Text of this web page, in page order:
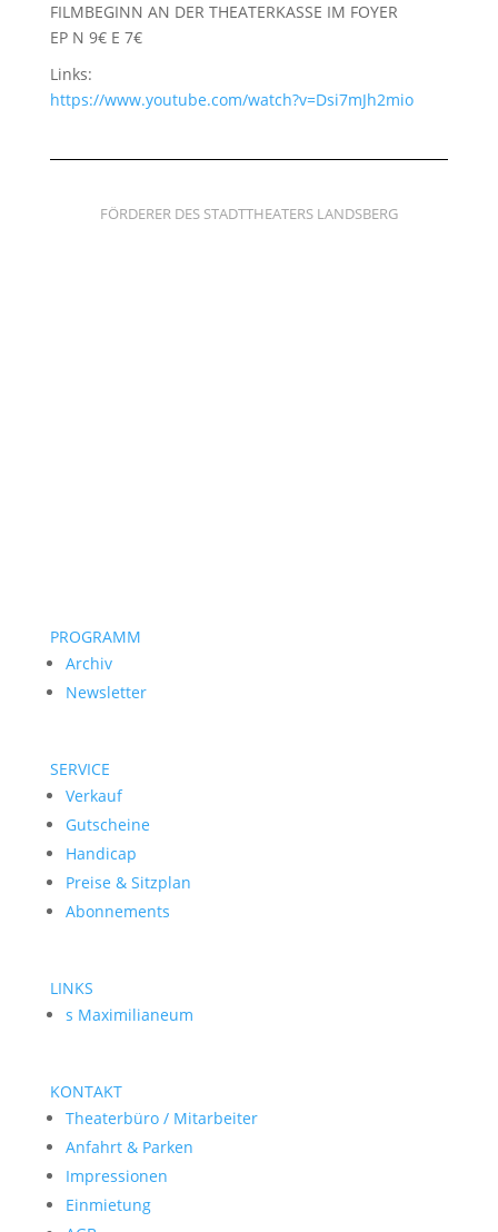
FILMBEGINN AN DER THEATERKASSE IM FOYER
EP N 9€ E 7€
Links:
https://www.youtube.com/watch?v=Dsi7mJh2mio
FÖRDERER DES STADTTHEATERS LANDSBERG
PROGRAMM
Archiv
Newsletter
SERVICE
Verkauf
Gutscheine
Handicap
Preise & Sitzplan
Abonnements
LINKS
s Maximilianeum
KONTAKT
Theaterbüro / Mitarbeiter
Anfahrt & Parken
Impressionen
Einmietung